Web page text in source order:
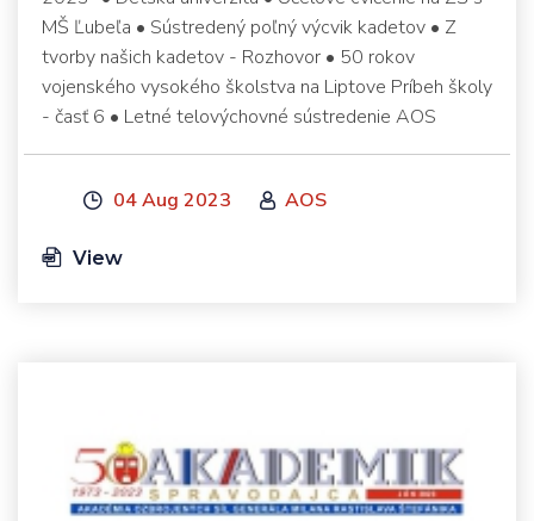
MŠ Ľubeľa • Sústredený poľný výcvik kadetov • Z
tvorby našich kadetov - Rozhovor • 50 rokov
vojenského vysokého školstva na Liptove Príbeh školy
- časť 6 • Letné telovýchovné sústredenie AOS
04 Aug 2023 AOS
View